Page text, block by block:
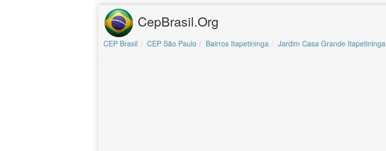
CepBrasil.Org
CEP Brasil CEP São Paulo Bairros Itapetininga Jardim Casa Grande Itapetininga